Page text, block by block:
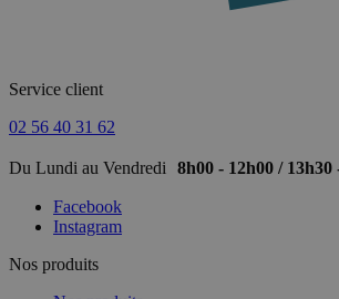
Service client
02 56 40 31 62
Du Lundi au Vendredi 8h00 - 12h00 / 13h30
Facebook
Instagram
Nos produits